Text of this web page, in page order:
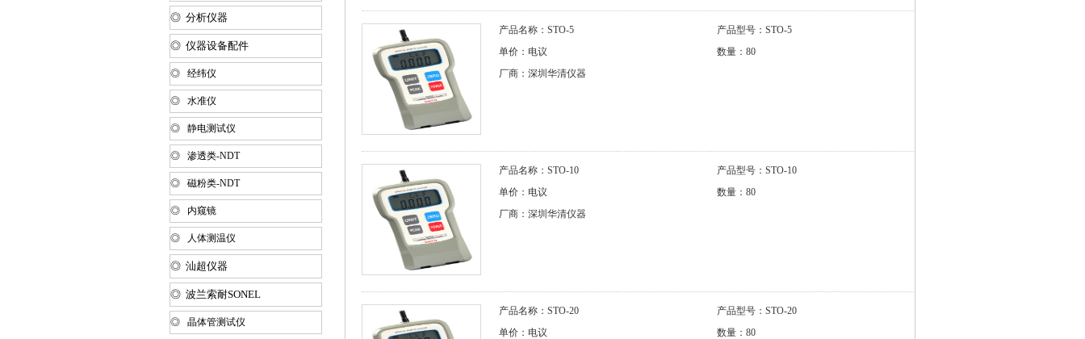
◎ 分析仪器
◎ 仪器设备配件
◎ 经纬仪
◎ 水准仪
◎ 静电测试仪
◎ 渗透类-NDT
◎ 磁粉类-NDT
◎ 内窥镜
◎ 人体测温仪
◎ 汕超仪器
◎ 波兰索耐SONEL
◎ 晶体管测试仪
产品名称：STO-5
单价：电议
厂商：深圳华清仪器
产品型号：STO-5
数量：80
产品名称：STO-10
单价：电议
厂商：深圳华清仪器
产品型号：STO-10
数量：80
产品名称：STO-20
单价：电议
产品型号：STO-20
数量：80